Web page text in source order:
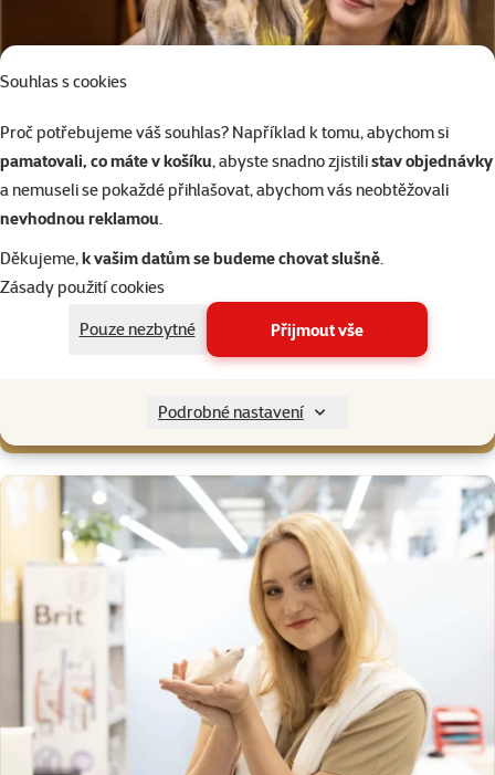
Souhlas s cookies
Proč potřebujeme váš souhlas? Například k tomu, abychom si
pamatovali, co máte v košíku, abyste snadno zjistilistav objednávky
a nemuseli se pokaždé přihlašovat, abychom vás neobtěžovali
nevhodnou reklamou.
Děkujeme,k vašim datům se budeme chovat slušně.
Zásady použití cookies
Pouze nezbytné
Přijmout vše
Podrobné nastavení
Navštivte nášSuper zoo salon
kompletní péče o vašeho psa, od zastřihnutí drápků až po
vyčištění žlázek